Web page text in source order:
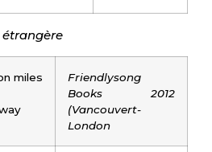
étrangère
miles
Friendlysong
Books 2012
(Vancouvert-
London